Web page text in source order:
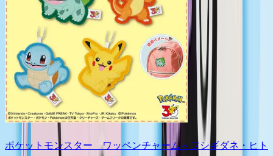
ポケットモンスター ワッペンチャーム～フシギダネ・ヒト